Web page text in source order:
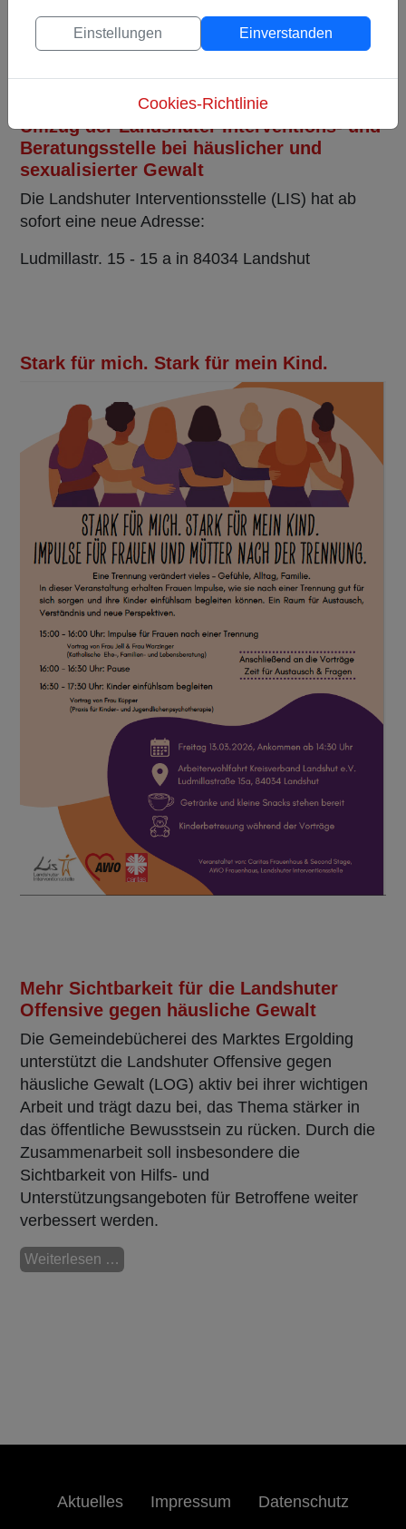
Umzug der Landshuter Interventions- und
Beratungsstelle bei häuslicher und
sexualisierter Gewalt
Die Landshuter Interventionsstelle (LIS) hat ab
sofort eine neue Adresse:
Ludmillastr. 15 - 15 a in 84034 Landshut
Stark für mich. Stark für mein Kind.
Mehr Sichtbarkeit für die Landshuter
Offensive gegen häusliche Gewalt
Die Gemeindebücherei des Marktes Ergolding
unterstützt die Landshuter Offensive gegen
häusliche Gewalt (LOG) aktiv bei ihrer wichtigen
Arbeit und trägt dazu bei, das Thema stärker in
das öffentliche Bewusstsein zu rücken. Durch die
Zusammenarbeit soll insbesondere die
Sichtbarkeit von Hilfs- und
Unterstützungsangeboten für Betroffene weiter
verbessert werden.
Weiterlesen …
Einstellungen Einverstanden
Cookies-Richtlinie
Aktuelles Impressum Datenschutz